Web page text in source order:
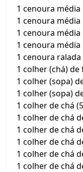
1 cenoura
1 cenoura média
1 cenoura média
1 cenoura média
1 cenoura ralada
1 colher (chá)
1 colher (sopa)
1 colher (sopa)
1 colher de chá
1 colher de chá
1 colher de chá
1 colher de chá
1 colher de chá
1 colher de chá